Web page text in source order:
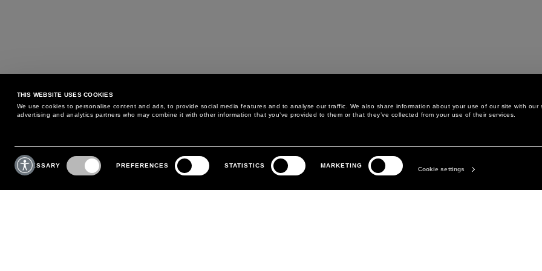
THIS WEBSITE USES COOKIES
We use cookies to personalise content and ads, to provide social media features and to analyse our traffic. We also share information about your use of our site with our
advertising and analytics partners who may combine it with other information that you’ve provided to them or that they’ve collected from your use of their services.
Consent
Selection
NECESSARY PREFERENCES STATISTICS MARKETING
Cookie settings
BESOIN D'AIDE ?
TÉLÉPHONE :
+39 02 8295 6969
DU LUNDI AU VENDREDI
SERVICE CLIENTS
POLITIQUE D'ÉCHANGE ET
LEGAL AREA
POLITIQUE DE
CONFIDENTIALITÉ
LA MARQUE
ABOUT